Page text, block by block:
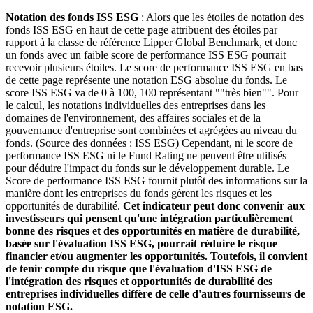
Notation des fonds ISS ESG : Alors que les étoiles de notation des
fonds ISS ESG en haut de cette page attribuent des étoiles par
rapport à la classe de référence Lipper Global Benchmark, et donc
un fonds avec un faible score de performance ISS ESG pourrait
recevoir plusieurs étoiles. Le score de performance ISS ESG en bas
de cette page représente une notation ESG absolue du fonds. Le
score ISS ESG va de 0 à 100, 100 représentant ""très bien"". Pour
le calcul, les notations individuelles des entreprises dans les
domaines de l'environnement, des affaires sociales et de la
gouvernance d'entreprise sont combinées et agrégées au niveau du
fonds. (Source des données : ISS ESG) Cependant, ni le score de
performance ISS ESG ni le Fund Rating ne peuvent être utilisés
pour déduire l'impact du fonds sur le développement durable. Le
Score de performance ISS ESG fournit plutôt des informations sur la
manière dont les entreprises du fonds gèrent les risques et les
opportunités de durabilité. Cet indicateur peut donc convenir aux
investisseurs qui pensent qu'une intégration particulièrement
bonne des risques et des opportunités en matière de durabilité,
basée sur l'évaluation ISS ESG, pourrait réduire le risque
financier et/ou augmenter les opportunités. Toutefois, il convient
de tenir compte du risque que l'évaluation d'ISS ESG de
l'intégration des risques et opportunités de durabilité des
entreprises individuelles diffère de celle d'autres fournisseurs de
notation ESG.